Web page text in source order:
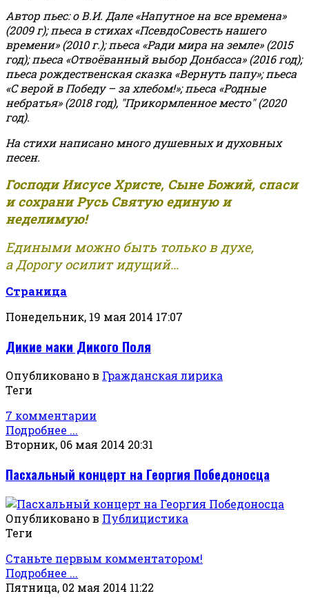
Автор пьес: о В.И. Дале «Напутное на все времена»
(2009 г); пьеса в стихах «ПсевдоСовесть нашего
времени» (2010 г.); пьеса «Ради мира на земле» (2015
год); пьеса «Отвоёванный выбор Донбасса» (2016 год);
пьеса рождественская сказка «Вернуть папу»; пьеса
«С верой в Победу – за хлебом!»;пьеса «Родные
небратья» (2018 год), "Прикормленное место" (2020
год).
На стихи написано много душевных и духовных
песен.
Господи Иисусе Христе, Сыне Божий, спаси
и сохрани Русь Святую единую и
неделимую!
Едиными можно быть только в духе,
а Дорогу осилит идущий...
Страница
Понедельник, 19 мая 2014 17:07
Дикие маки Дикого Поля
Опубликовано в Гражданская лирика
Теги
7 комментарии
Подробнее ...
Вторник, 06 мая 2014 20:31
Пасхальный концерт на Георгия Победоносца
Опубликовано в Публицистика
Теги
Станьте первым комментатором!
Подробнее ...
Пятница, 02 мая 2014 11:22